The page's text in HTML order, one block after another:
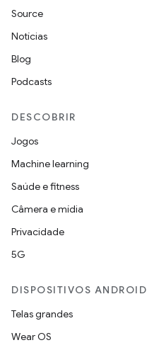
Source
Notícias
Blog
Podcasts
DESCOBRIR
Jogos
Machine learning
Saúde e fitness
Câmera e mídia
Privacidade
5G
DISPOSITIVOS ANDROID
Telas grandes
Wear OS